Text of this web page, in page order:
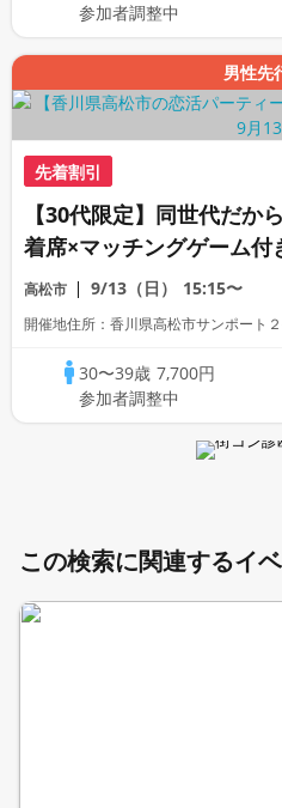
参加者調整中
男性先
先着割引
【30代限定】同世代だ
着席×マッチングゲーム付
ン
高松市 9/13（日） 15:15〜
開催地住所：香川県高松市サンポート
30〜39歳 7,700円
参加者調整中
この検索に関連するイ